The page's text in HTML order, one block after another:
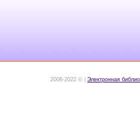
2008-2022 © | Электронная